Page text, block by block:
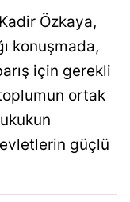
Özkaya,
konuşmada,
için gerekli
ortak
güçlü